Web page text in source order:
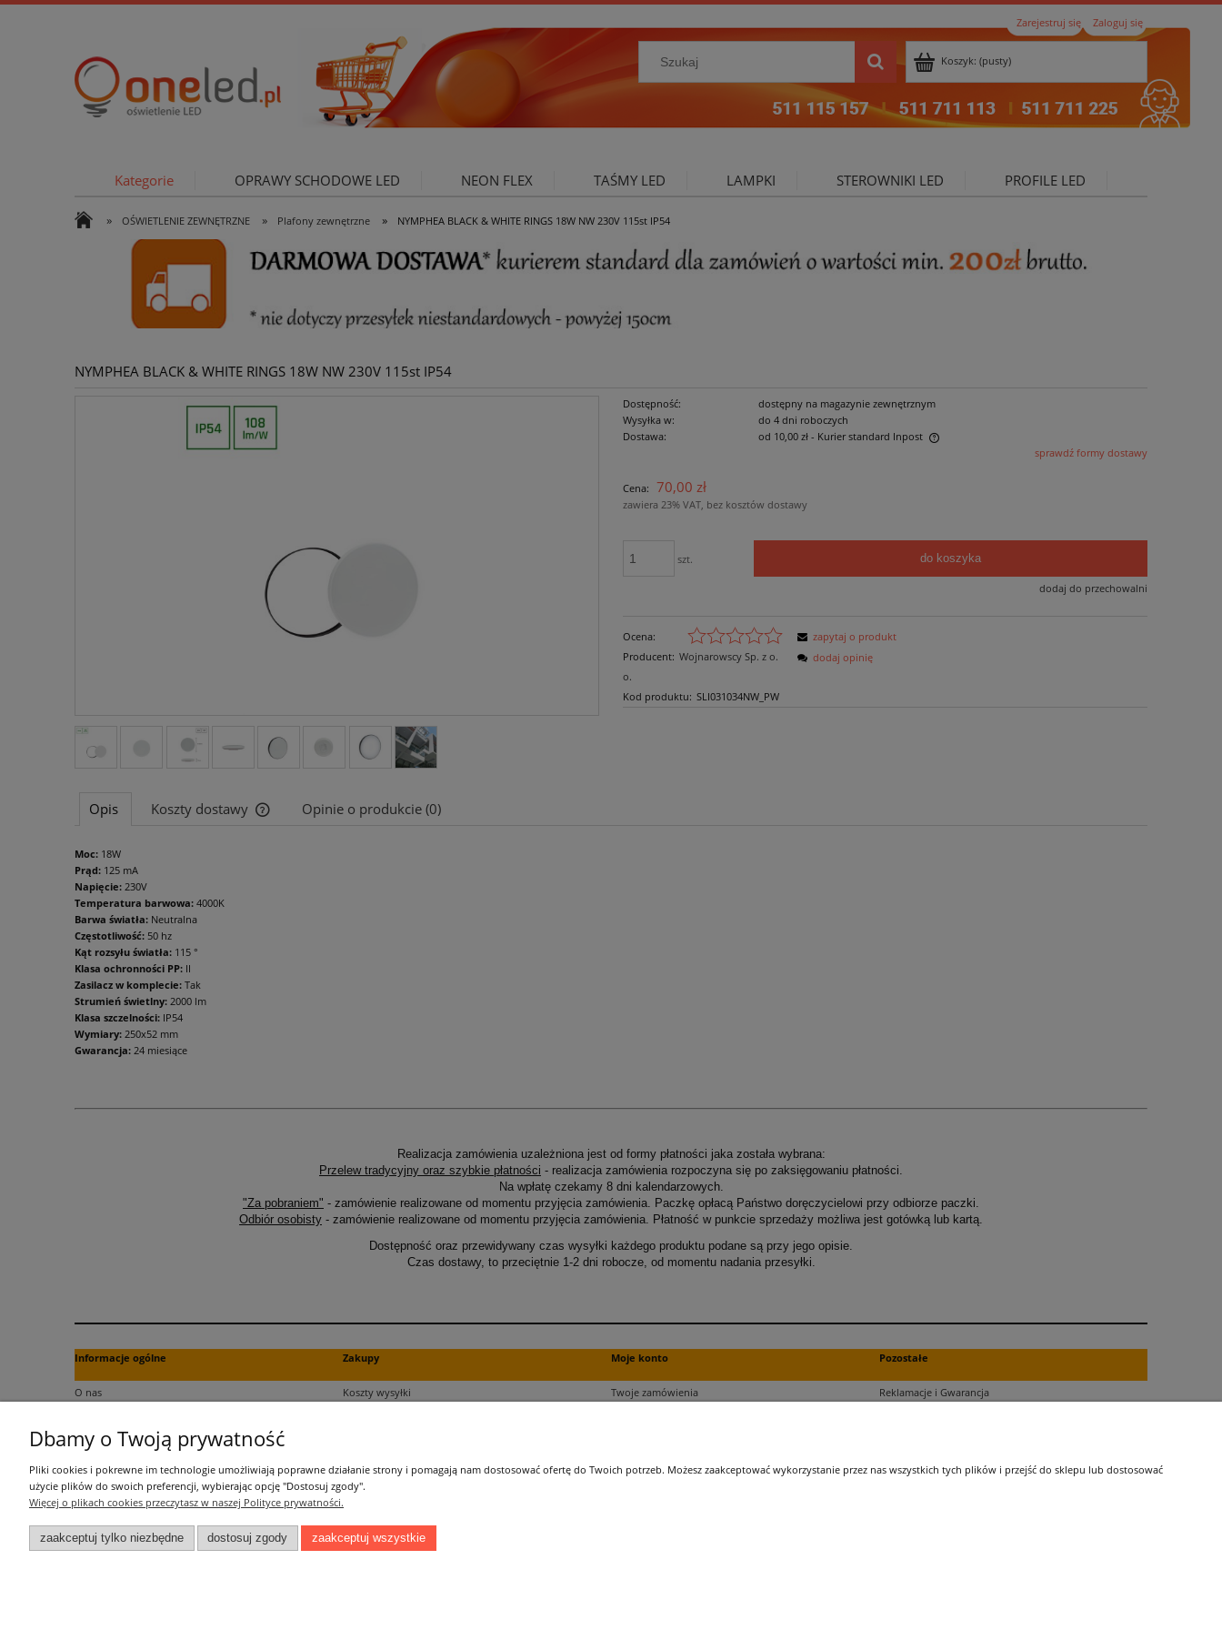
Zarejestruj się Zaloguj się
Koszyk: (pusty)
Kategorie OPRAWY SCHODOWE LED NEON FLEX TAŚMY LED LAMPKI STEROWNIKI LED PROFILE LED
» OŚWIETLENIE ZEWNĘTRZNE » Plafony zewnętrzne » NYMPHEA BLACK & WHITE RINGS 18W NW 230V 115st IP54
NYMPHEA BLACK & WHITE RINGS 18W NW 230V 115st IP54
Dostępność:
dostępny na magazynie zewnętrznym
Wysyłka w:
do 4 dni roboczych
Dostawa:
od 10,00 zł - Kurier standard Inpost
płatności
sprawdź formy dostawy
Cena: 70,00 zł
zawiera 23% VAT, bez kosztów dostawy
szt. do koszyka
dodaj do przechowalni
Ocena:
Producent: Wojnarowscy Sp. z o.
o.
Kod produktu: SLI031034NW_PW
zapytaj o produkt
dodaj opinię
Opis Koszty dostawy Opinie o produkcie (0)
Moc: 18W
Prąd: 125 mA
Napięcie: 230V
Temperatura barwowa: 4000K
Barwa światła: Neutralna
Częstotliwość: 50 hz
Kąt rozsyłu światła: 115 °
Klasa ochronności PP: II
Zasilacz w komplecie: Tak
Strumień świetlny: 2000 lm
Klasa szczelności: IP54
Wymiary: 250x52 mm
Gwarancja: 24 miesiące
Realizacja zamówienia uzależniona jest od formy płatności jaka została wybrana:
Przelew tradycyjny oraz szybkie płatności - realizacja zamówienia rozpoczyna się po zaksięgowaniu płatności.
Na wpłatę czekamy 8 dni kalendarzowych.
"Za pobraniem" - zamówienie realizowane od momentu przyjęcia zamówienia. Paczkę opłacą Państwo doręczycielowi przy odbiorze paczki.
Odbiór osobisty - zamówienie realizowane od momentu przyjęcia zamówienia. Płatność w punkcie sprzedaży możliwa jest gotówką lub kartą.
Dostępność oraz przewidywany czas wysyłki każdego produktu podane są przy jego opisie.
Czas dostawy, to przeciętnie 1-2 dni robocze, od momentu nadania przesyłki.
Informacje ogólne
O nas
Regulamin
Polityka prywatności
Informacje o przetwarzaniu danych
Zakupy
Koszty wysyłki
Czas realizacji zamówień
Moje konto
Twoje zamówienia
Pozostałe
Reklamacje i Gwarancja
Łatwy dojazd z Sopotu, Gdańska i Gdyni - przekonaj się i kup również na miejscu!
Dbamy o Twoją prywatność
Pliki cookies i pokrewne im technologie umożliwiają poprawne działanie strony i pomagają nam dostosować ofertę do Twoich potrzeb. Możesz zaakceptować wykorzystanie przez nas wszystkich tych plików i przejść do sklepu lub dostosować
użycie plików do swoich preferencji, wybierając opcję "Dostosuj zgody".
Więcej o plikach cookies przeczytasz w naszej Polityce prywatności.
zaakceptuj tylko niezbędne dostosuj zgody zaakceptuj wszystkie